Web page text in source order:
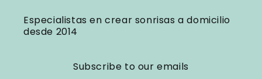
Especialistas en crear sonrisas a domicilio
desde 2014
Subscribe to our emails